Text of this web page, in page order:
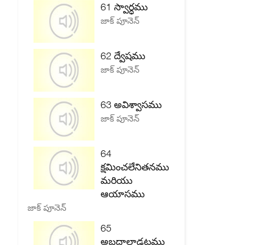
61 స్వార్ధము
జాక్ పూనెన్
62 ద్వేషము
జాక్ పూనెన్
63 అవిశ్వాసము
జాక్ పూనెన్
64
క్షమించలేనితనము
మరియు
ఆయాసము
జాక్ పూనెన్
65
అబద్దాలాడటము